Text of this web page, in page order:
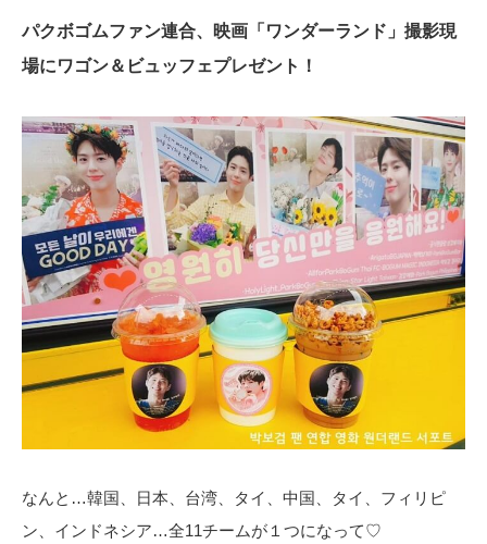
パクボゴムファン連合、映画「ワンダーランド」撮影現
場にワゴン＆ビュッフェプレゼント！
なんと…韓国、日本、台湾、タイ、中国、タイ、フィリピ
ン、インドネシア…全11チームが１つになって♡